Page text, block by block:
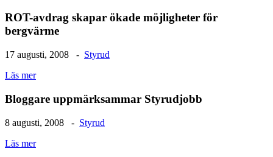
ROT-avdrag skapar ökade möjligheter för
bergvärme
17 augusti, 2008 - Styrud
Läs mer
Bloggare uppmärksammar Styrudjobb
8 augusti, 2008 - Styrud
Läs mer